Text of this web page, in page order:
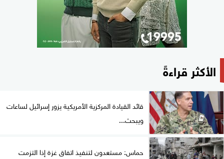
الأكثر قراءةً
قائد القيادة المركزية الأمريكية يزور إسرائيل لساعات
ويبحث...
حماس: مستعدون لتنفيذ اتفاق غزة إذا التزمت